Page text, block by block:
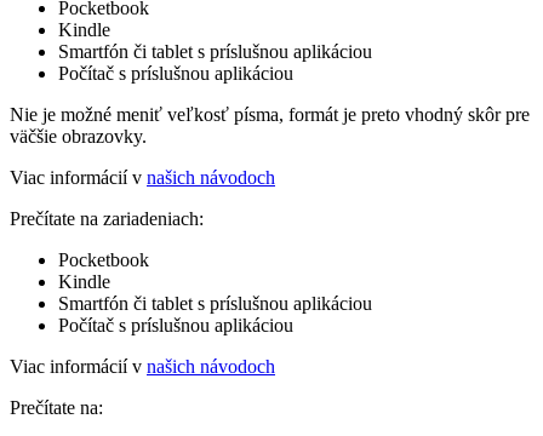
Pocketbook
Kindle
Smartfón či tablet s príslušnou aplikáciou
Počítač s príslušnou aplikáciou
Nie je možné meniť veľkosť písma, formát je preto vhodný skôr pre
väčšie obrazovky.
Viac informácií v našich návodoch
Prečítate na zariadeniach:
Pocketbook
Kindle
Smartfón či tablet s príslušnou aplikáciou
Počítač s príslušnou aplikáciou
Viac informácií v našich návodoch
Prečítate na: